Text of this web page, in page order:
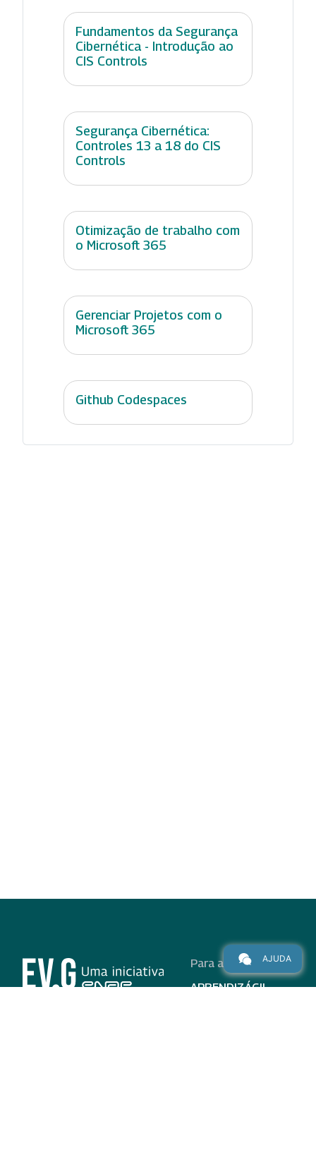
Fundamentos da Segurança
Cibernética - Introdução ao
CIS Controls
Segurança Cibernética:
Controles 13 a 18 do CIS
Controls
Otimização de trabalho com
o Microsoft 365
Gerenciar Projetos com o
Microsoft 365
Github Codespaces
Para alunos
APRENDIZÁGIL
AJUDA